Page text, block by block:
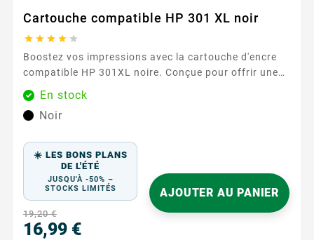
Cartouche compatible HP 301 XL noir
    
Boostez vos impressions avec la cartouche d'encre
compatible HP 301XL noire. Conçue pour offrir une
qualité d'impression exceptionnelle, cette cartouche
est idéale pour tous vos besoins d'impression, qu'il
s'agisse de documents professionnels ou de photos.
qui signifie qu'elle n'affiche pas les niveaux d'encre
restants. ...
En stock
Noir
☀️ LES BONS PLANS
DE L'ÉTÉ
JUSQU'À -50% –
STOCKS LIMITÉS
19,20 €
16,99 €
AJOUTER AU PANIER